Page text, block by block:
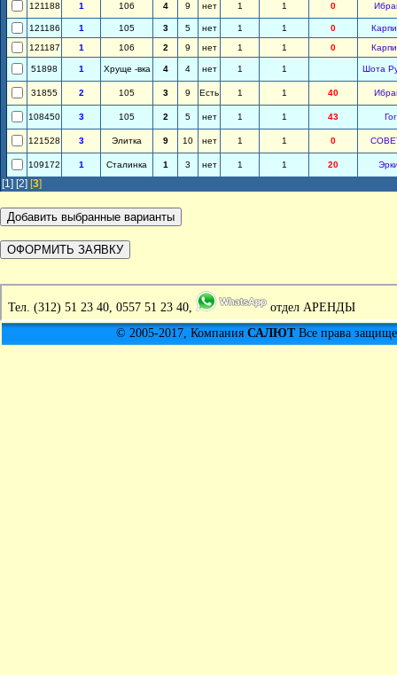
121188 1 106 4 9 нет 1 1 0
121186 1 105 3 5 нет 1 1 0
121187
1 106 2 9 нет 1 1 0
51898 1 Хруще -вка 4 4 нет 1 1 Шота
31855 2 105 3 9 Есть 1 1 40
108450 3 105 2 5 нет 1 1 43
121528 3 Элитка 9 10 нет 1 1 0
109172 1 Сталинка 1 3 нет 1 1 20
[1] [2] [3]
Тел. (312) 51 23 40, 0557 51 23 40,
отдел АРЕНДЫ
© 2005-2017, Компания САЛЮТВсе права